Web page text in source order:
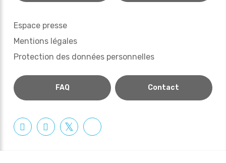
Espace presse
Mentions légales
Protection des données personnelles
FAQ Contact